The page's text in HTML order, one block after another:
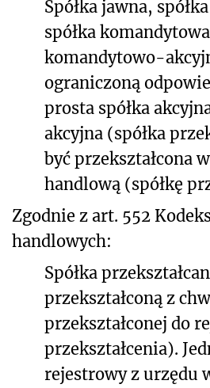
Spółka jawna,
spółka
komandytowo-
ograniczoną
prosta spółka
akcyjna (spółka
być przekształcona
handlową (spółkę
Zgodnie z art. 552
handlowych:
Spółka
przekształconą z
przekształconej do
przekształcenia).
rejestrowy z urzędu